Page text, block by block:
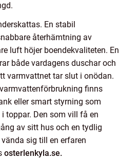
En stabil
återhämtning av
luft höjer boendekvaliteten. En
både vardagens duschar och
varmvattnet tar slut i onödan.
finns
eller smart styrning som
toppar. Den som vill få en
av sitt hus och en tydlig
sig till en erfaren
osterlenkyla.se.